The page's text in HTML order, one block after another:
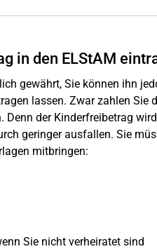
in den ELStAM
gewährt, Sie können ihn
lassen. Zwar zahlen Sie
der Kinderfreibetrag
geringer ausfallen. Sie
mitbringen:
Sie nicht verheiratet sind